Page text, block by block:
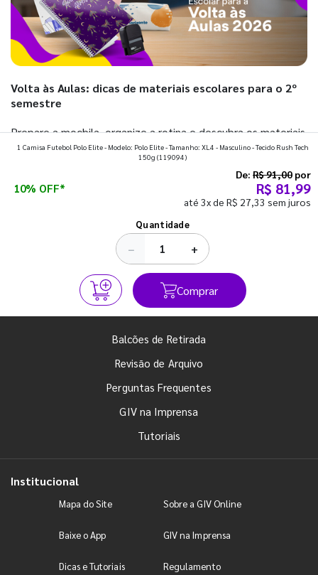
Volta às Aulas: dicas de materiais escolares para o 2º
semestre
Prepare a mochila, organize a rotina e descubra os materiais
que fazem toda diferença para começar o segundo
1 Camisa Futebol Polo Elite - Modelo: Polo Elite - Tamanho: XL4 - Masculino - Tecido Rush Tech
150g (119094)
10% OFF*
De: R$ 91,00 por
R$ 81,99
até 3x de R$ 27,33 sem juros
Quantidade
− +
Comprar
Balcões de Retirada
Revisão de Arquivo
Perguntas Frequentes
GIV na Imprensa
Tutoriais
Institucional
Mapa do Site Sobre a GIV Online
Baixe o App GIV na Imprensa
Dicas e Tutoriais Regulamento